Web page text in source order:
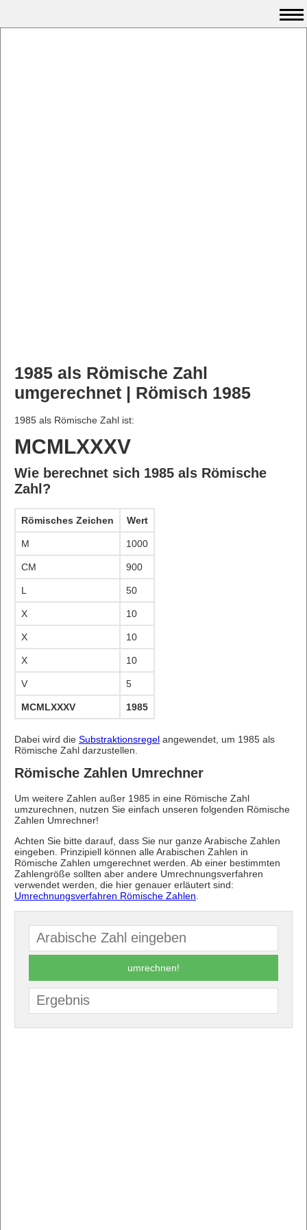
1985 als Römische Zahl
umgerechnet | Römisch 1985
1985 als Römische Zahl ist:
MCMLXXXV
Wie berechnet sich 1985 als Römische
Zahl?
Römisches Zeichen Wert
M 1000
CM 900
L 50
X 10
X 10
X 10
V 5
MCMLXXXV 1985
Dabei wird die Substraktionsregel angewendet, um 1985 als
Römische Zahl darzustellen.
Römische Zahlen Umrechner
Um weitere Zahlen außer 1985 in eine Römische Zahl
umzurechnen, nutzen Sie einfach unseren folgenden Römische
Zahlen Umrechner!
Achten Sie bitte darauf, dass Sie nur ganze Arabische Zahlen
eingeben. Prinzipiell können alle Arabischen Zahlen in
Römische Zahlen umgerechnet werden. Ab einer bestimmten
Zahlengröße sollten aber andere Umrechnungsverfahren
verwendet werden, die hier genauer erläutert sind:
Umrechnungsverfahren Römische Zahlen
umrechnen!